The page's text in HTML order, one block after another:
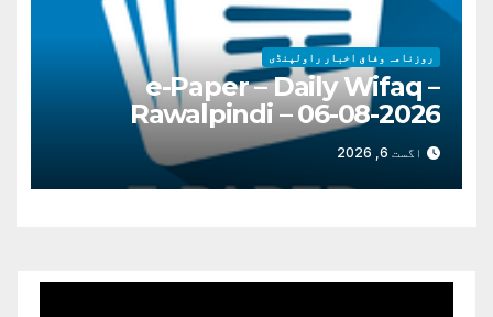
روزنامہ وفاق اخبار راولپنڈی
e-Paper – Daily Wifaq –
Rawalpindi – 06-08-2026
اگست 6, 2026